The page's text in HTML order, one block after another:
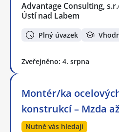
Advantage Consulting,
Ústí nad Labem
Plný úvazek
Zveřejněno: 4. srpna
Montér/ka
konstrukcí – Mzda
Nutně vás hledají